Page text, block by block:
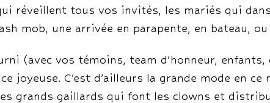
réveillent tous vos invités, les mariés qui
mob, une arrivée en parapente, en bateau,
(avec vos témoins, team d’honneur,
joyeuse. C’est d’ailleurs la grande mode en
grands gaillards qui font les clowns et